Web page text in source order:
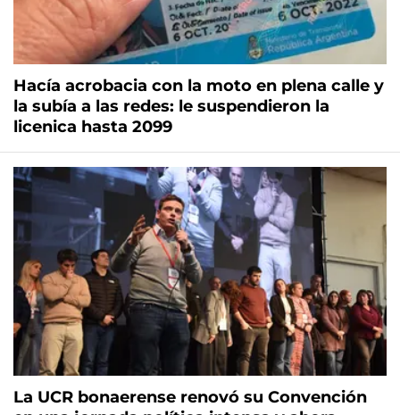
Hacía acrobacia con la moto en plena calle y
la subía a las redes: le suspendieron la
licenica hasta 2099
La UCR bonaerense renovó su Convención